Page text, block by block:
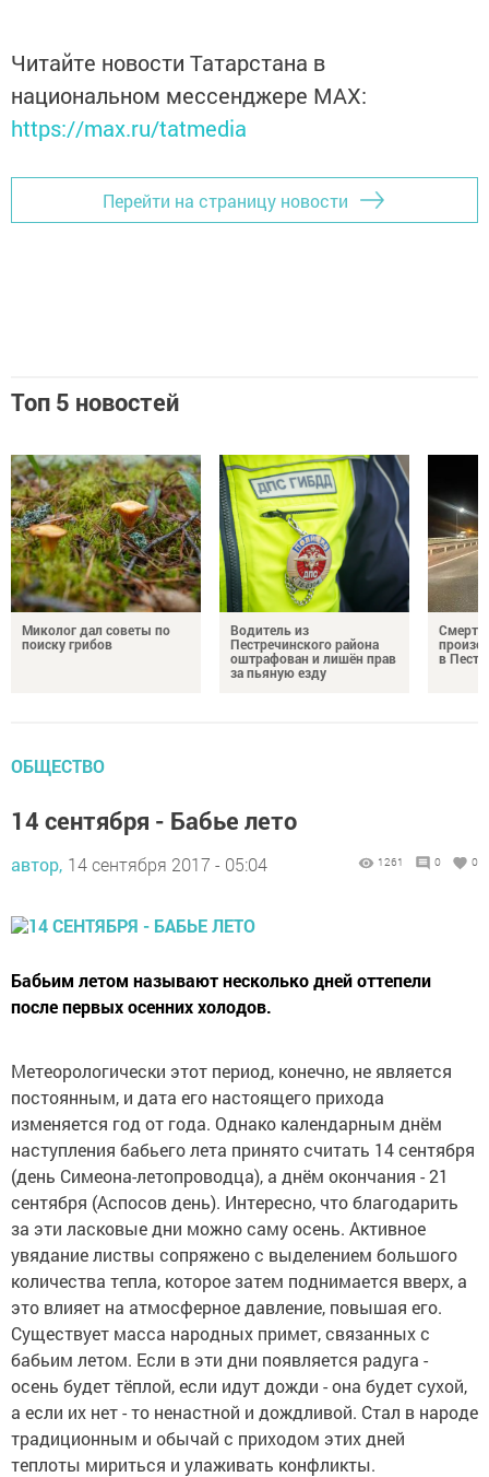
Читайте новости Татарстана в
национальном мессенджере MАХ:
https://max.ru/tatmedia
Перейти на страницу новости
Топ 5 новостей
Миколог дал советы по
поиску грибов
Водитель из
Пестречинского района
оштрафован и лишён прав
за пьяную езду
в
ОБЩЕСТВО
14 сентября - Бабье лето
автор, 14 сентября 2017 - 05:04 1261 0 0
Бабьим летом называют несколько дней оттепели
после первых осенних холодов.
Метеорологически этот период, конечно, не является
постоянным, и дата его настоящего прихода
изменяется год от года. Однако календарным днём
наступления бабьего лета принято считать 14 сентября
(день Симеона-летопроводца), а днём окончания - 21
сентября (Аспосов день). Интересно, что благодарить
за эти ласковые дни можно саму осень. Активное
увядание листвы сопряжено с выделением большого
количества тепла, которое затем поднимается вверх, а
это влияет на атмосферное давление, повышая его.
Существует масса народных примет, связанных с
бабьим летом. Если в эти дни появляется радуга -
осень будет тёплой, если идут дожди - она будет сухой,
а если их нет - то ненастной и дождливой. Стал в народе
традиционным и обычай с приходом этих дней
теплоты мириться и улаживать конфликты.